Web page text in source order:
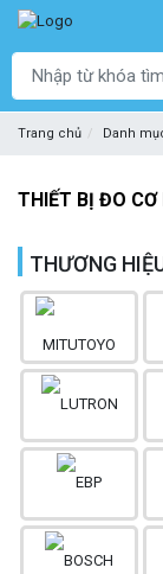
Trang chủ Danh
THIẾT BỊ ĐO CƠ
THƯƠNG